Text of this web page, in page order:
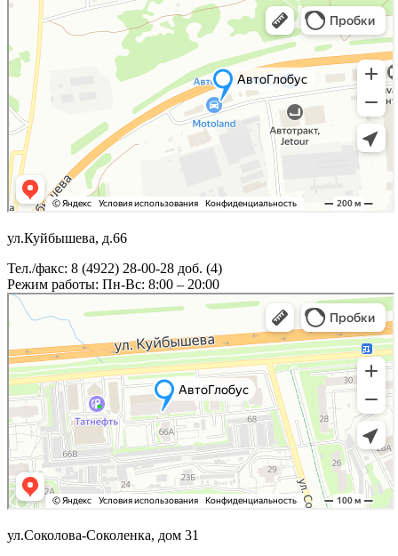
ул.Куйбышева, д.66
Тел./факс: 8 (4922) 28-00-28 доб. (4)
Режим работы: Пн-Вс: 8:00 – 20:00
ул.Соколова-Соколенка, дом 31